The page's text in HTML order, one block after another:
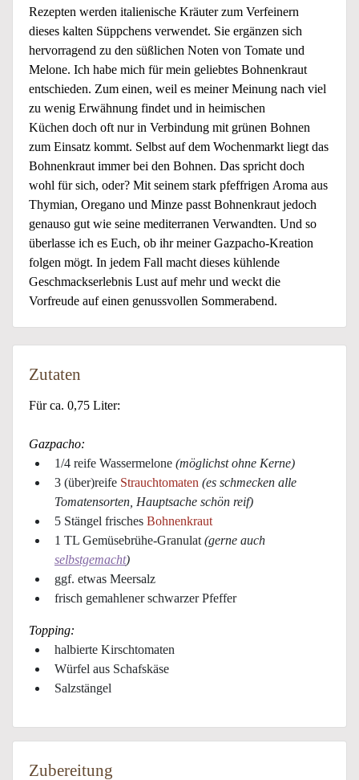
Rezepten werden italienische Kräuter zum Verfeinern
dieses kalten Süppchens verwendet. Sie ergänzen sich
hervorragend zu den süßlichen Noten von Tomate und
Melone. Ich habe mich für mein geliebtes Bohnenkraut
entschieden. Zum einen, weil es meiner Meinung nach viel
zu wenig Erwähnung findet und in heimischen
Küchen doch oft nur in Verbindung mit grünen Bohnen
zum Einsatz kommt. Selbst auf dem Wochenmarkt liegt das
Bohnenkraut immer bei den Bohnen. Das spricht doch
wohl für sich, oder? Mit seinem stark pfeffrigen Aroma aus
Thymian, Oregano und Minze passt Bohnenkraut jedoch
genauso gut wie seine mediterranen Verwandten. Und so
überlasse ich es Euch, ob ihr meiner Gazpacho-Kreation
folgen mögt. In jedem Fall macht dieses kühlende
Geschmackserlebnis Lust auf mehr und weckt die
Vorfreude auf einen genussvollen Sommerabend.
Zutaten
Für ca. 0,75 Liter:
Gazpacho:
1/4 reife Wassermelone (möglichst ohne Kerne)
3 (über)reife Strauchtomaten (es schmecken alle
Tomatensorten, Hauptsache schön reif)
5 Stängel frisches Bohnenkraut
1 TL Gemüsebrühe-Granulat (gerne auch
selbstgemacht)
ggf. etwas Meersalz
frisch gemahlener schwarzer Pfeffer
Topping:
halbierte Kirschtomaten
Würfel aus Schafskäse
Salzstängel
Zubereitung